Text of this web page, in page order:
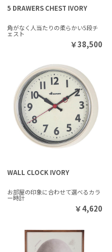
5 DRAWERS CHEST IVORY
角がなく人当たりの柔らかい5段チ
ェスト
￥38,500
WALL CLOCK IVORY
お部屋の印象に合わせて選べるカラ
ー時計
￥4,620